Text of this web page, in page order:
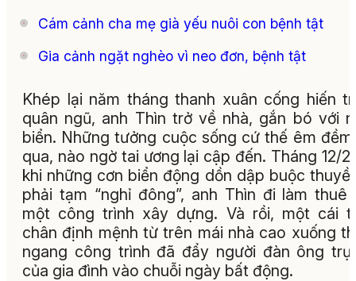
Cám cảnh cha mẹ già yếu nuôi con bệnh tật
Gia cảnh ngặt nghèo vì neo đơn, bệnh tật
Khép lại năm tháng thanh xuân cống hiến
quân ngũ, anh Thìn trở về nhà, gắn bó với
biển. Những tưởng cuộc sống cứ thế êm
qua, nào ngờ tai ương lại cập đến. Tháng 12/
khi những cơn biển động dồn dập buộc
phải tạm “nghỉ đông”, anh Thìn đi làm thuê
một công trình xây dựng. Và rồi, một cái
chân định mệnh từ trên mái nhà cao xuống
ngang công trình đã đẩy người đàn ông
của gia đình vào chuỗi ngày bất động.